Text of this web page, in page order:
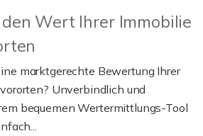
Wert Ihrer Immobilie
marktgerechte Bewertung Ihrer
Unverbindlich und
bequemen Wertermittlungs-Tool